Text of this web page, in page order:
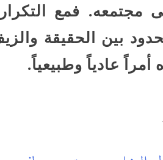
مجتمعه. فمع
بين الحقيقة
أمراً عادياً وطبيعياً.